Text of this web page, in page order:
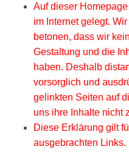
Auf dieser
im Internet gelegt.
betonen, dass wir
Gestaltung und die
haben. Deshalb
vorsorglich und
gelinkten Seiten auf
uns ihre Inhalte nicht
Diese Erklärung gilt
ausgebrachten Links.